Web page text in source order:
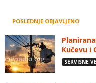
POSLEDNJE OBJAVLJENO
Kučevu i
SERVISNE